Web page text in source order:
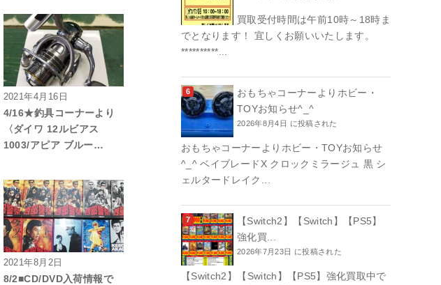
2021年4月16日
4/16★釣具コーナーより
〈ダイワ 12ルビアス
1003/アピア ブルー…
2021年8月2日
8/2■CD/DVD入荷情報で
買取受付時間は午前10時～18時ま
でとなります！ 宜しくお願いいたします。
**********...
おもちゃコーナーよりホビー・
TOYお知らせ^_^
2026年8月4日 に投稿された
おもちゃコーナーよりホビー・TOYお知らせ
^_^ ベイブレードX クロックミラージュ 黒 シ
ェルタードレイク...
【Switch2】【Switch】【PS5】
強化買...
2026年7月23日 に投稿された
【Switch2】【Switch】【PS5】強化買取中で